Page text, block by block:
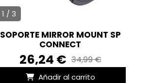
1 / 3
SOPORTE MIRROR MOUNT SP
CONNECT
26,24 € 34,99 €
Añadir al carrito